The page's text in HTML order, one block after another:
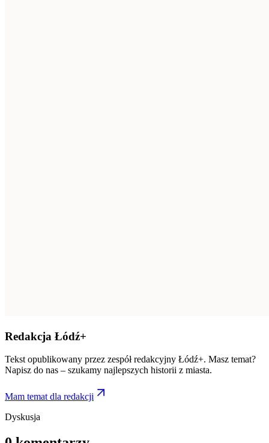
Redakcja Łódź+
Tekst opublikowany przez zespół redakcyjny Łódź+. Masz temat?
Napisz do nas – szukamy najlepszych historii z miasta.
Mam temat dla redakcji
Dyskusja